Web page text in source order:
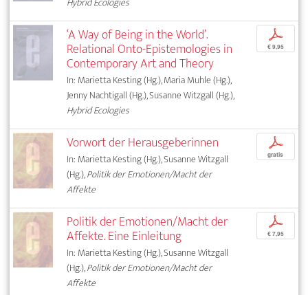
‘A Way of Being in the World’.
Relational Onto-Epistemologies in
Contemporary Art and Theory
In: Marietta Kesting (Hg.), Maria Muhle (Hg.),
Jenny Nachtigall (Hg.), Susanne Witzgall (Hg.),
Hybrid Ecologies
p
€ 9,95
Vorwort der Herausgeberinnen
In: Marietta Kesting (Hg.), Susanne Witzgall
(Hg.),Politik der Emotionen/Macht der
Affekte
p
gratis
Politik der Emotionen/Macht der
Affekte. Eine Einleitung
In: Marietta Kesting (Hg.), Susanne Witzgall
(Hg.),Politik der Emotionen/Macht der
Affekte
p
€ 7,95